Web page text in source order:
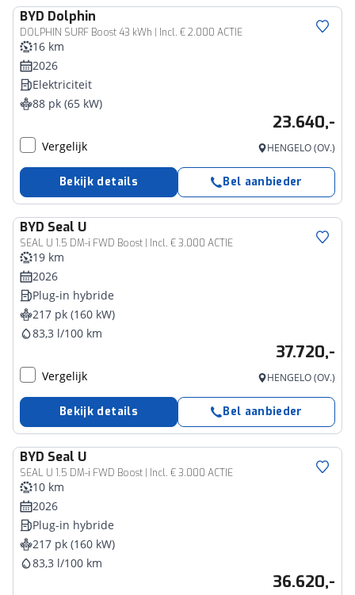
BYD Dolphin
DOLPHIN SURF Boost 43 kWh | Incl. € 2.000 ACTIE
16 km
2026
Elektriciteit
88 pk (65 kW)
23.640,-
Vergelijk HENGELO (OV.)
Bekijk details Bel aanbieder
BYD Seal U
SEAL U 1.5 DM-i FWD Boost | Incl. € 3.000 ACTIE
19 km
2026
Plug-in hybride
217 pk (160 kW)
83,3 l/100 km
37.720,-
Vergelijk HENGELO (OV.)
Bekijk details Bel aanbieder
BYD Seal U
SEAL U 1.5 DM-i FWD Boost | Incl. € 3.000 ACTIE
10 km
2026
Plug-in hybride
217 pk (160 kW)
83,3 l/100 km
36.620,-